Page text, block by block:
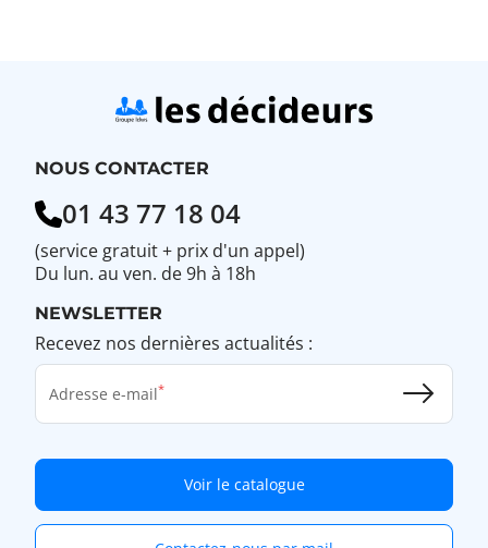
NOUS CONTACTER
01 43 77 18 04
(service gratuit + prix d'un appel)
Du lun. au ven. de 9h à 18h
NEWSLETTER
Recevez nos dernières actualités :
Adresse e-mail
Voir le catalogue